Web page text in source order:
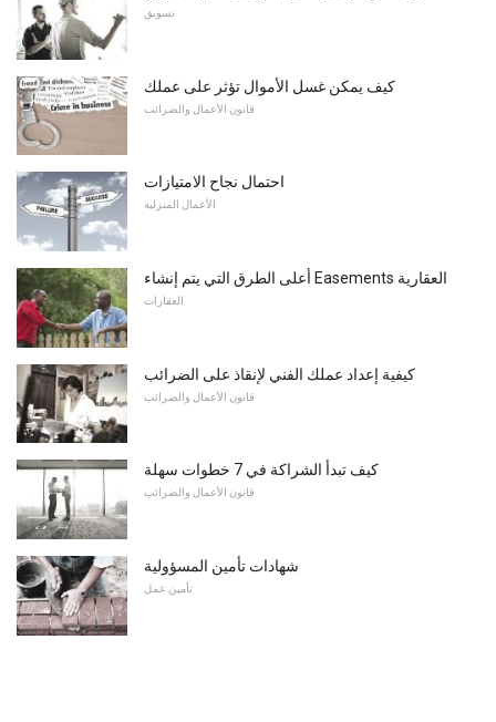
تسويق
كيف يمكن غسل الأموال تؤثر على عملك
قانون الأعمال والضرائب
احتمال نجاح الامتيازات
الأعمال المنزلية
أعلى الطرق التي يتم إنشاء Easements العقارية
العقارات
كيفية إعداد عملك الفني لإنقاذ على الضرائب
قانون الأعمال والضرائب
كيف تبدأ الشراكة في 7 خطوات سهلة
قانون الأعمال والضرائب
شهادات تأمين المسؤولية
تأمين عمل